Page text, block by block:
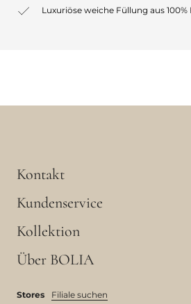
Luxuriöse weiche Füllung aus 100%
Kontakt
Kundenservice
Kollektion
Über BOLIA
Stores Filiale suchen